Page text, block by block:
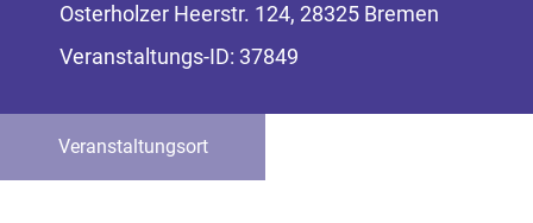
Osterholzer Heerstr. 124, 28325 Bremen
Veranstaltungs-ID: 37849
Veranstaltungsort